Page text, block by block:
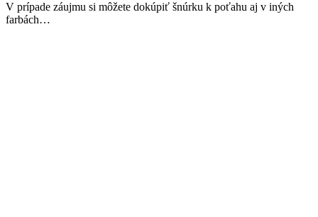
V prípade záujmu si môžete dokúpiť šnúrku k poťahu aj v iných
farbách…